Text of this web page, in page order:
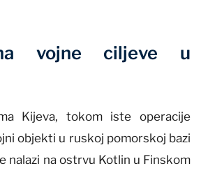
vojne ciljeve u
Kijeva, tokom iste operacije
objekti u ruskoj pomorskoj bazi
nalazi na ostrvu Kotlin u Finskom